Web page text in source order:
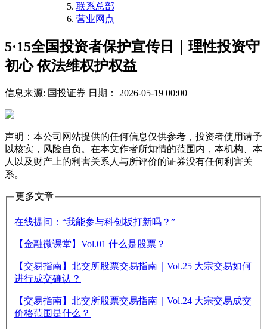
联系总部
营业网点
5·15全国投资者保护宣传日｜理性投资守
初心 依法维权护权益
信息来源: 国投证券 日期： 2026-05-19 00:00
声明：本公司网站提供的任何信息仅供参考，投资者使用请予
以核实，风险自负。在本文作者所知情的范围内，本机构、本
人以及财产上的利害关系人与所评价的证券没有任何利害关
系。
更多文章
在线提问：“我能参与科创板打新吗？”
【金融微课堂】Vol.01 什么是股票？
【交易指南】北交所股票交易指南｜Vol.25 大宗交易如何
进行成交确认？
【交易指南】北交所股票交易指南｜Vol.24 大宗交易成交
价格范围是什么？